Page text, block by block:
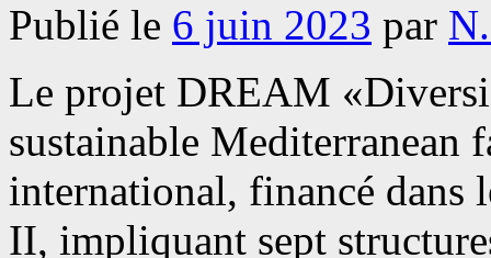
Publié le 6 juin 2023 par
Le projet DREAM
sustainable Mediterranean
international, financé dans
II, impliquant sept